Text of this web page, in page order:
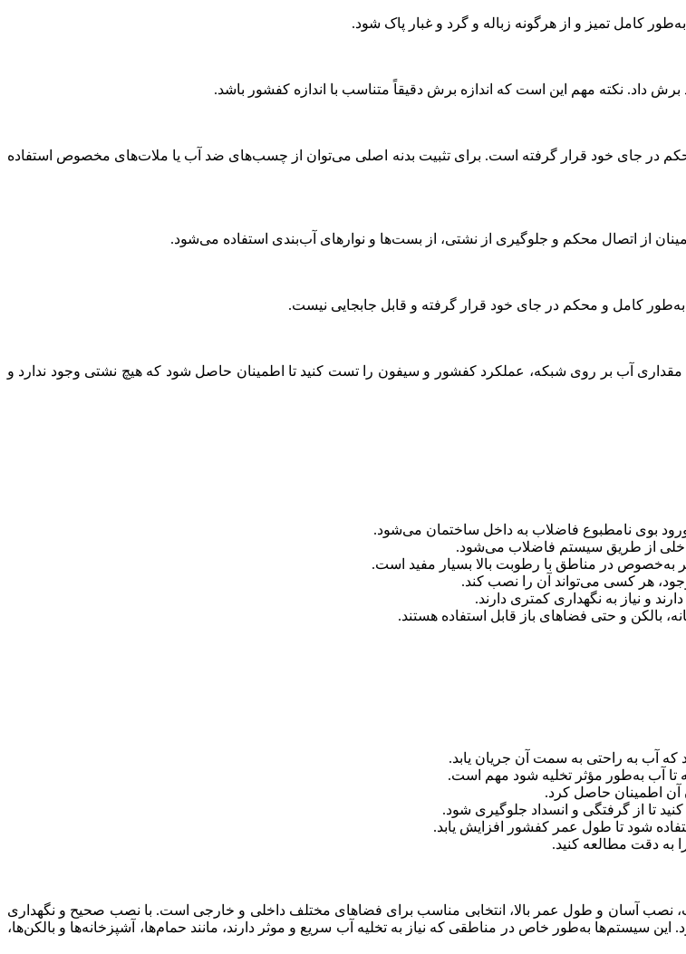
کامل تمیز و از هرگونه زباله و گرد و غبار پاک شود.
برش داد. نکته مهم این است که اندازه برش دقیقاً متناسب با اندازه کفشور باشد.
در جای خود قرار گرفته است. برای تثبیت بدنه اصلی می‌توان از چسب‌های ضد آب یا ملات‌های مخصوص استفاده
از اتصال محکم و جلوگیری از نشتی، از بست‌ها و نوارهای آب‌بندی استفاده می‌شود.
کامل و محکم در جای خود قرار گرفته و قابل جابجایی نیست.
آب بر روی شبکه، عملکرد کفشور و سیفون را تست کنید تا اطمینان حاصل شود که هیچ نشتی وجود ندارد و
بوی نامطبوع فاضلاب به داخل ساختمان می‌شود.
از طریق سیستم فاضلاب می‌شود.
به‌خصوص در مناطق با رطوبت بالا بسیار مفید است.
هر کسی می‌تواند آن را نصب کند.
و نیاز به نگهداری کمتری دارند.
بالکن و حتی فضاهای باز قابل استفاده هستند.
که آب به‌ راحتی به سمت آن جریان یابد.
تا آب به‌طور مؤثر تخلیه شود مهم است.
آن اطمینان حاصل کرد.
تا از گرفتگی و انسداد جلوگیری شود.
شود تا طول عمر کفشور افزایش یابد.
به دقت مطالعه کنید.
نصب آسان و طول عمر بالا، انتخابی مناسب برای فضاهای مختلف داخلی و خارجی است. با نصب صحیح و نگهداری
سیستم‌ها به‌طور خاص در مناطقی که نیاز به تخلیه آب سریع و موثر دارند، مانند حمام‌ها، آشپزخانه‌ها و بالکن‌ها،